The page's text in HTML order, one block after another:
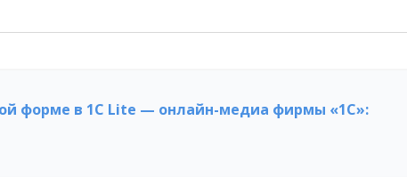
форме в 1С Lite — онлайн-медиа фирмы «1С»: